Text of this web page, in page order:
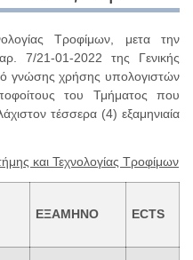
Τροφίμων, μετα την
7/21-01-2022 της Γενικής
γνώσης χρήσης υπολογιστών
του Τμήματος που
τέσσερα (4) εξαμηνιαία
και Τεχνολογίας Τροφίμων
ΕΞΑΜΗΝΟ ECTS